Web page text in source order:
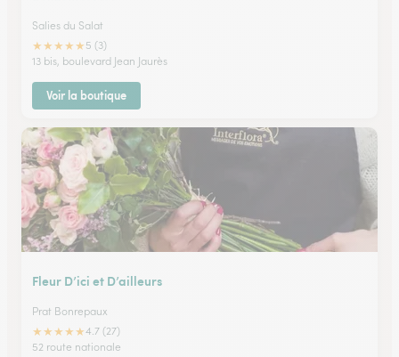
Salies du Salat
★★★★★ 5 (3)
13 bis, boulevard Jean Jaurès
Voir la boutique
Fleur D’ici et D’ailleurs
Prat Bonrepaux
★★★★★4.7 (27)
52 route nationale